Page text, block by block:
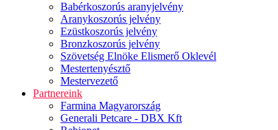
Babérkoszorús aranyjelvény
Aranykoszorús jelvény
Ezüstkoszorús jelvény
Bronzkoszorús jelvény
Szövetség Elnöke Elismerő Oklevél
Mestertenyésztő
Mestervezető
Partnereink
Farmina Magyarország
Generali Petcare - DBX Kft